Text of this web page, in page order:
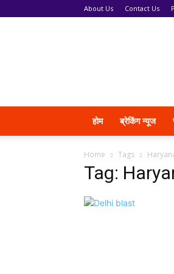
About Us Contact Us
होम ब्रेकिंग न्यूज
Home Tags
Tag: